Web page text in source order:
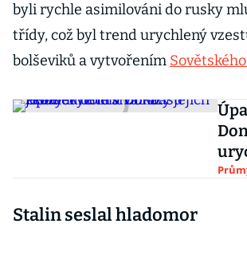
byli rychle asimilováni do rusky
třídy, což byl trend urychlený
bolševiků a vytvořením
Stalin seslal hladomor